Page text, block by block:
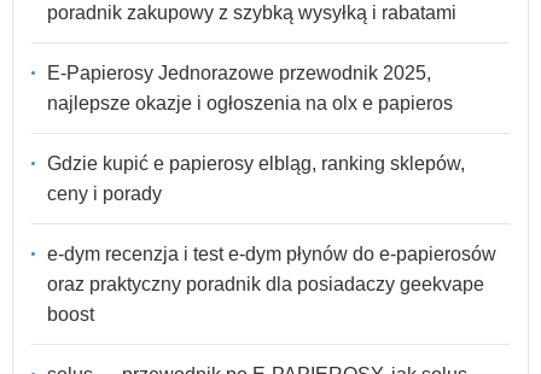
poradnik zakupowy z szybką wysyłką i rabatami
E-Papierosy Jednorazowe przewodnik 2025,
najlepsze okazje i ogłoszenia na olx e papieros
Gdzie kupić e papierosy elbląg, ranking sklepów,
ceny i porady
e-dym recenzja i test e-dym płynów do e-papierosów
oraz praktyczny poradnik dla posiadaczy geekvape
boost